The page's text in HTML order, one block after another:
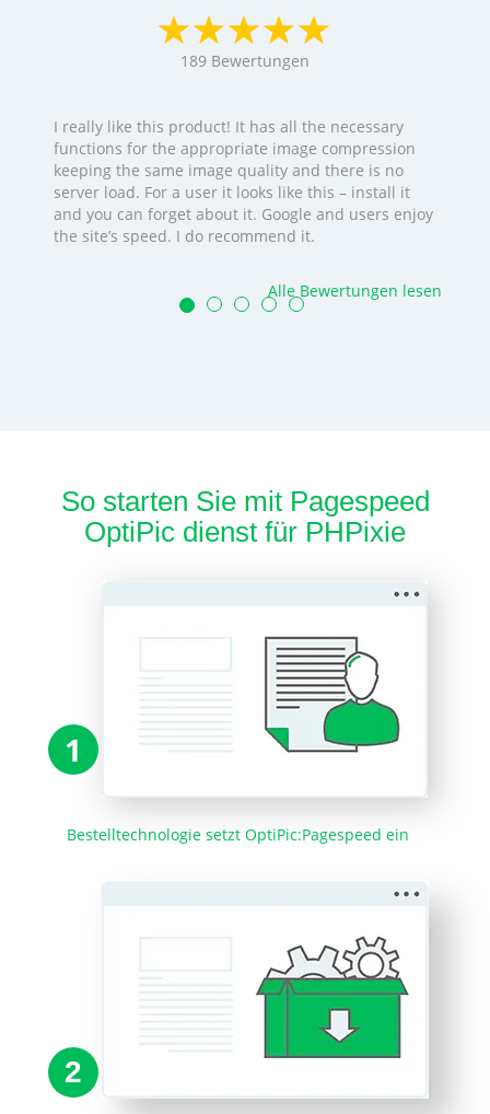
189 Bewertungen
I really like this product! It has all the necessary
functions for the appropriate image compression
keeping the same image quality and there is no
server load. For a user it looks like this – install it
and you can forget about it. Google and users enjoy
the site’s speed. I do recommend it.
Alle Bewertungen lesen
So starten Sie mit Pagespeed
OptiPic dienst für PHPixie
1
Bestelltechnologie setzt OptiPic:Pagespeed ein
2